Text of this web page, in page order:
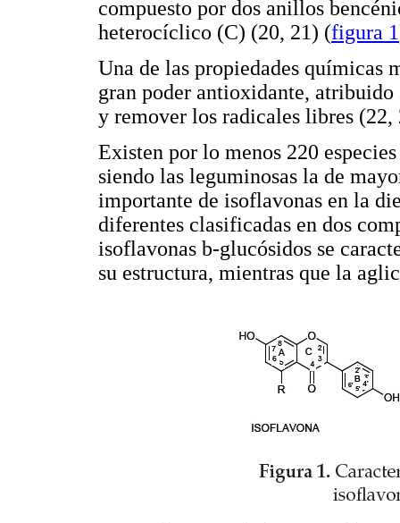
compuesto por dos anillos
heterocíclico (C) (20, 21) (figura 1
Una de las propiedades químicas
gran poder antioxidante,
y remover los radicales libres (22,
Existen por lo menos 220
siendo las leguminosas la de
importante de isoflavonas en la
diferentes clasificadas en dos
isoflavonas b-glucósidos se
su estructura, mientras que la